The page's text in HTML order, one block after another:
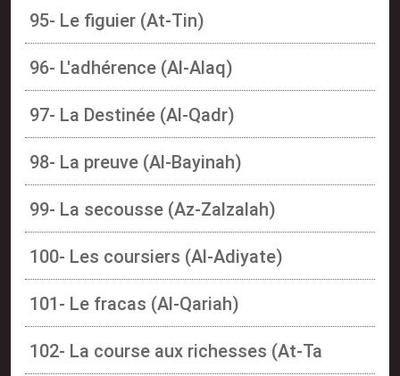
95- Le figuier (At-Tin)
96- L'adhérence (Al-Alaq)
97- La Destinée (Al-Qadr)
98- La preuve (Al-Bayinah)
99- La secousse (Az-Zalzalah)
100- Les coursiers (Al-Adiyate)
101- Le fracas (Al-Qariah)
102- La course aux richesses (At-Ta